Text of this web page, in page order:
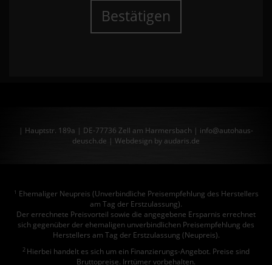
Bestätigen
| Hauptstr. 189a | DE-77736 Zell am Harmersbach | info@autohaus-
deusch.de | Webdesign by audaris.de
1 Ehemaliger Neupreis (Unverbindliche Preisempfehlung des Herstellers
am Tag der Erstzulassung).
Der errechnete Preisvorteil sowie die angegebene Ersparnis errechnet
sich gegenüber der ehemaligen unverbindlichen Preisempfehlung des
Herstellers am Tag der Erstzulassung (Neupreis).
2 Hierbei handelt es sich um ein Finanzierungs-Angebot. Preise sind
Bruttopreise. Irrtümer vorbehalten.